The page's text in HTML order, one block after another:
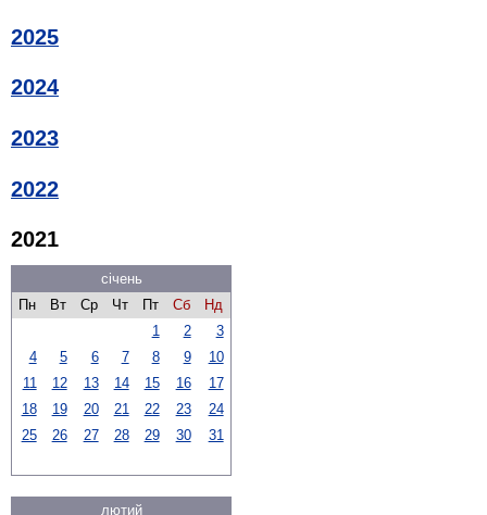
2025
2024
2023
2022
2021
січень
Пн
Вт Ср Чт Пт Сб
Нд
1
2
3
4
5 6 7 8 9
10
11
12 13 14 15 16
17
18
19 20 21 22 23
24
25
26 27 28 29 30 31
лютий